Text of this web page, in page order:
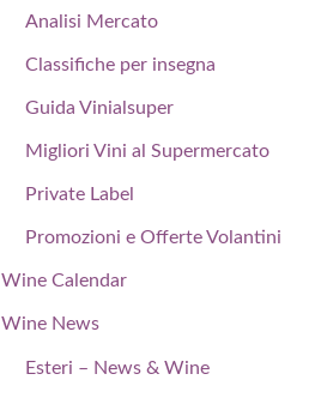
Analisi Mercato
Classifiche per insegna
Guida Vinialsuper
Migliori Vini al Supermercato
Private Label
Promozioni e Offerte Volantini
Wine Calendar
Wine News
Esteri – News & Wine